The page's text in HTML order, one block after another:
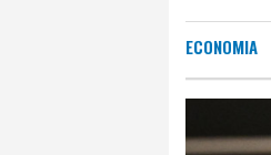
ECONOMIA